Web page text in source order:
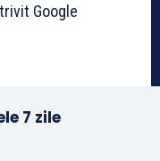
Google
7 zile